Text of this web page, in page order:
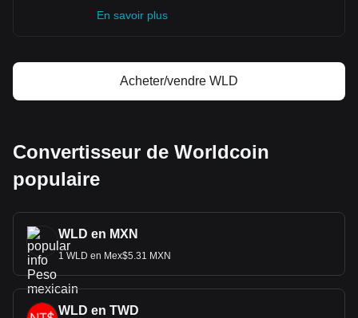
En savoir plus
Acheter/vendre WLD
Convertisseur de Worldcoin
populaire
WLD en MXN
1 WLD en Mex$5.31 MXN
WLD en TWD